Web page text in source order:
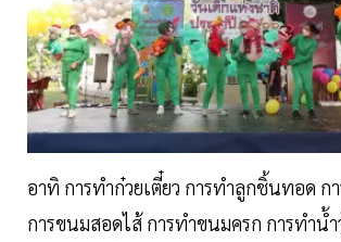
อาทิ การทำก๋วยเตี๋ยว การทำลูกชิ้นทอด ก
การขนมสอดไส้ การทำขนมครก การทำน้